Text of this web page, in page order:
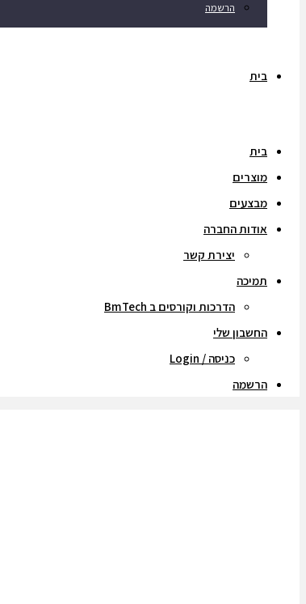
הרשמה
בית
בית
מוצרים
מבצעים
אודות החברה
יצירת קשר
תמיכה
הדרכות וקורסים ב BmTech
החשבון שלי
כניסה / Login
הרשמה